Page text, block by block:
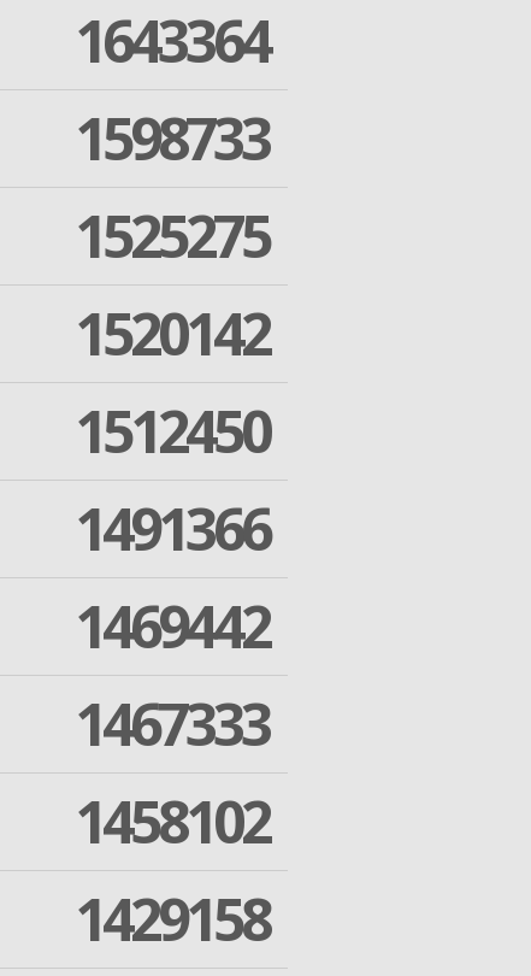
1643364
1598733
1525275
1520142
1512450
1491366
1469442
1467333
1458102
1429158